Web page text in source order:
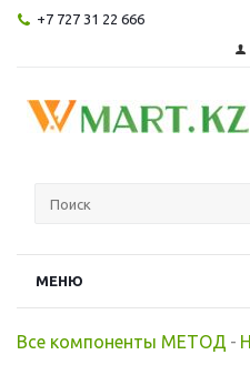
+7 727 31 22 666
МЕНЮ
Все компоненты МЕТОД -